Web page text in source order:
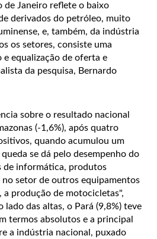
de Janeiro reflete o baixo
derivados do petróleo, muito
e, também, da indústria
os setores, consiste uma
equalização de oferta e
da pesquisa, Bernardo
sobre o resultado nacional
(-1,6%), após quatro
quando acumulou um
se dá pelo desempenho do
de informática, produtos
setor de outros equipamentos
a produção de motocicletas",
lado das altas, o Pará (9,8%) teve
termos absolutos e a principal
a indústria nacional, puxado